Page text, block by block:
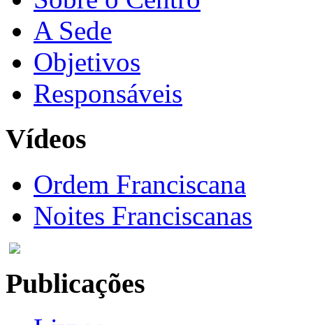
A Sede
Objetivos
Responsáveis
Vídeos
Ordem Franciscana
Noites Franciscanas
Publicações